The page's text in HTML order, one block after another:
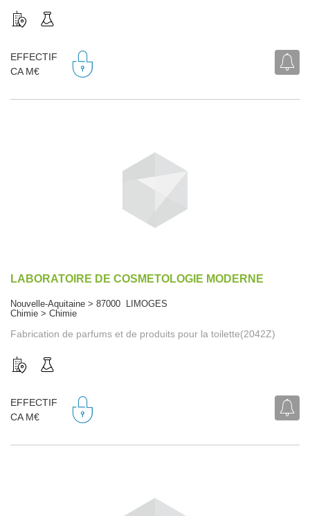
EFFECTIF
CA M€
LABORATOIRE DE COSMETOLOGIE MODERNE
Nouvelle-Aquitaine > 87000 LIMOGES
Chimie > Chimie
Fabrication de parfums et de produits pour la toilette(2042Z)
EFFECTIF
CA M€